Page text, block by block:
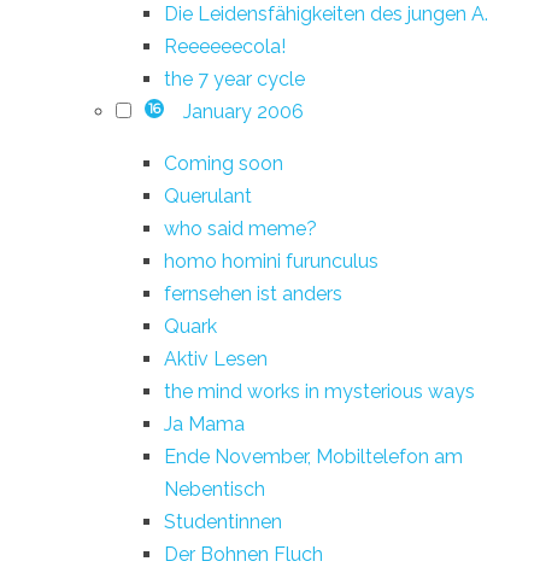
Die Leidensfähigkeiten des jungen A.
Reeeeeecola!
the 7 year cycle
16 January 2006
Coming soon
Querulant
who said meme?
homo homini furunculus
fernsehen ist anders
Quark
Aktiv Lesen
the mind works in mysterious ways
Ja Mama
Ende November, Mobiltelefon am
Nebentisch
Studentinnen
Der Bohnen Fluch